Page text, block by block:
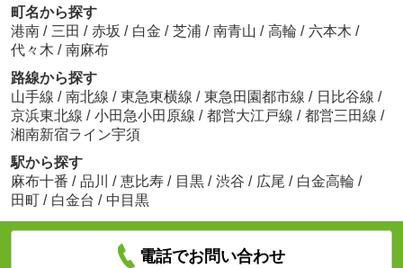
町名から探す
港南 / 三田 / 赤坂 / 白金 / 芝浦 / 南青山 / 高輪 / 六本木 /
代々木 / 南麻布
路線から探す
山手線 / 南北線 / 東急東横線 / 東急田園都市線 / 日比谷線 /
京浜東北線 / 小田急小田原線 / 都営大江戸線 / 都営三田線 /
湘南新宿ライン宇須
駅から探す
麻布十番 / 品川 / 恵比寿 / 目黒 / 渋谷 / 広尾 / 白金高輪 /
田町 / 白金台 / 中目黒
電話でお問い合わせ